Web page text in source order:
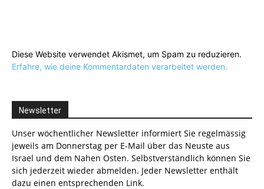
Diese Website verwendet Akismet, um Spam zu reduzieren.
Erfahre, wie deine Kommentardaten verarbeitet werden.
Newsletter
Unser wöchentlicher Newsletter informiert Sie regelmässig
jeweils am Donnerstag per E-Mail über das Neuste aus
Israel und dem Nahen Osten. Selbstverständlich können Sie
sich jederzeit wieder abmelden. Jeder Newsletter enthält
dazu einen entsprechenden Link.